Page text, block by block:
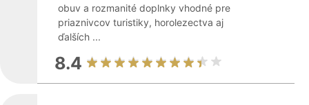
obuv a rozmanité doplnky vhodné pre
priaznivcov turistiky, horolezectva aj
ďalších ...
8.4